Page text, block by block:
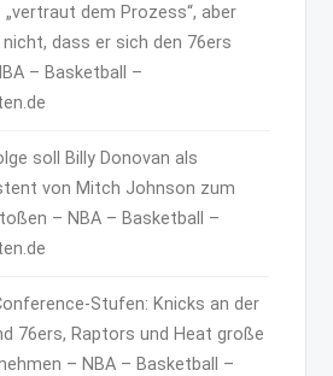
„vertraut dem Prozess“, aber
dass er sich den 76ers
– Basketball –
soll Billy Donovan als
von Mitch Johnson zum
– NBA – Basketball –
Stufen: Knicks an der
76ers, Raptors und Heat große
– NBA – Basketball –